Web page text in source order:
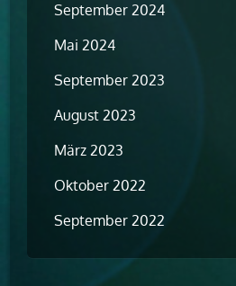
September 2024
Mai 2024
September 2023
August 2023
März 2023
Oktober 2022
September 2022